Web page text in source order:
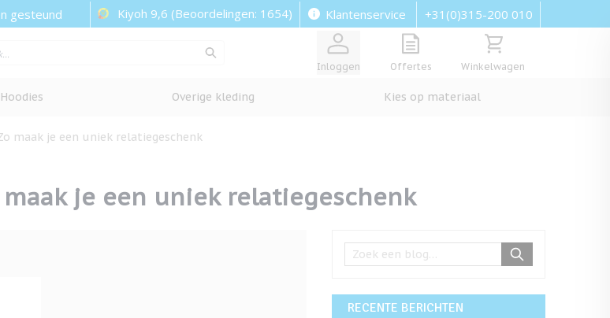
gesteund Kiyoh 9,6 (Beoordelingen: 1654) Klantenservice +31(0)315-200 010
Inloggen
View quote, Quote is empty
Offertes
Bekijk winkelwagen,
Winkelwagen
Hoodies Overige kleding Kies op materiaal
maak je een uniek relatiegeschenk
je een uniek relatiegeschenk
RECENTE BERICHTEN